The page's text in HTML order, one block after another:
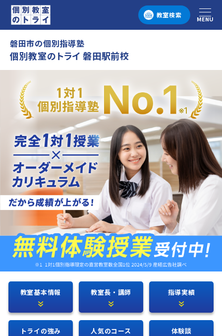
教室検索
メニュー
MENU
磐田市の個別指導塾
個別教室のトライ 磐田駅前校
教室基本情報 教室長・講師 指導実績
トライの強み 人気のコース 体験談